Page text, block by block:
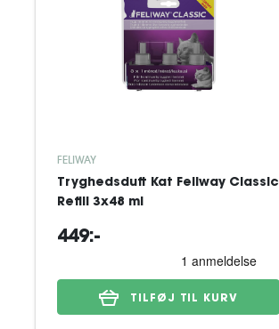
FELIWAY
Tryghedsduft Kat Feliway Classic
Refill 3x48 ml
449:-
TILFØJ TIL KURV